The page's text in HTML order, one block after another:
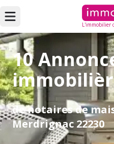
L'immobilier
10
de notaires de
Merdrignac 22230